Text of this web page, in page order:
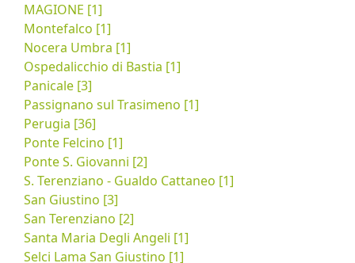
MAGIONE [1]
Montefalco [1]
Nocera Umbra [1]
Ospedalicchio di Bastia [1]
Panicale [3]
Passignano sul Trasimeno [1]
Perugia [36]
Ponte Felcino [1]
Ponte S. Giovanni [2]
S. Terenziano - Gualdo Cattaneo [1]
San Giustino [3]
San Terenziano [2]
Santa Maria Degli Angeli [1]
Selci Lama San Giustino [1]